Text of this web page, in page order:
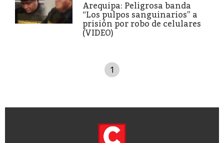
Arequipa: Peligrosa banda
“Los pulpos sanguinarios” a
prisión por robo de celulares
(VIDEO)
1